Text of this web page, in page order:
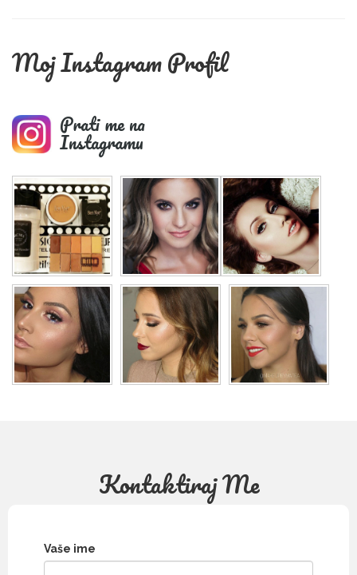
Moj Instagram Profil
Prati me na
Instagramu
Kontaktiraj Me
Vaše ime